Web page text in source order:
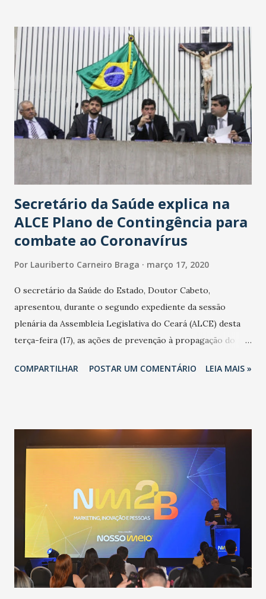
Secretário da Saúde explica na
ALCE Plano de Contingência para
combate ao Coronavírus
Por Lauriberto Carneiro Braga março 17, 2020
O secretário da Saúde do Estado, Doutor Cabeto,
apresentou, durante o segundo expediente da sessão
plenária da Assembleia Legislativa do Ceará (ALCE) desta
terça-feira (17), as ações de prevenção à propagação do
adotadas pelo Governo do Estado na contenção da
população suspeita e de cuidados com os ambientes
públicos e domiciliares. “Nós não estamos vivendo uma
epidemia comum, como temos em todos os anos, com
aumento de casos de dengue, influenza ou H1N1. Trata-se
de uma epidemia com um vírus diferente, com um poder de
contaminação maior que outros coronavírus”, apontou o
secretário. Segundo ele, é uma epidemia com chance de
contaminação alta, podendo gerar um grande risco à
população e ao sistema de saúde. “Precisamos saber fazer a
estratificação do risco da doença, para não so...
COMPARTILHAR POSTAR UM COMENTÁRIO LEIA MAIS »